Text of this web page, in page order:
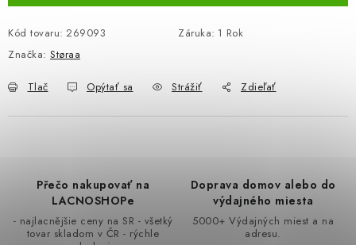
DÍLNA A STAVBA
DIELŇA A STAVBA
ZÁBAVA A KNIHY
LEVI ZĽAVA
Kód tovaru: 269093 Záruka: 1 Rok
Značka: Støraa
Tlač Opýtať sa Strážiť Zdieľať
Přečo nakupovať na
LACNOSHOPe
- najlacnějšie ceny na SR - všetký
tovar skladom v ČR - rýchle
Doprava domov alebo do
výdajného miesta
5000+ Výdajných miest a na
adresu.